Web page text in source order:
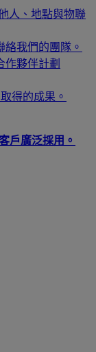
人、地點與物聯
絡我們的團隊。
作夥伴計劃
得的成果。
戶廣泛採用。